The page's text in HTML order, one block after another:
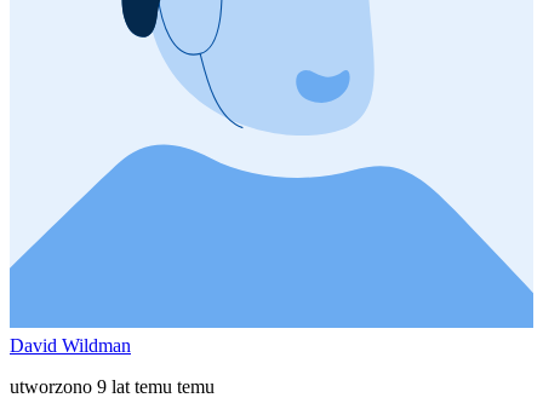
David Wildman
utworzono 9 lat temu temu